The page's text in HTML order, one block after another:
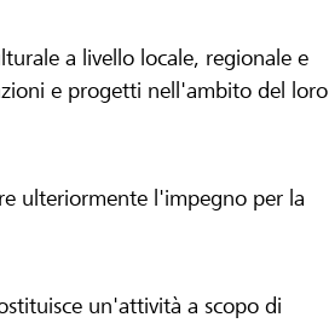
a livello locale, regionale e
e progetti nell'ambito del loro
ulteriormente l'impegno per la
un'attività a scopo di